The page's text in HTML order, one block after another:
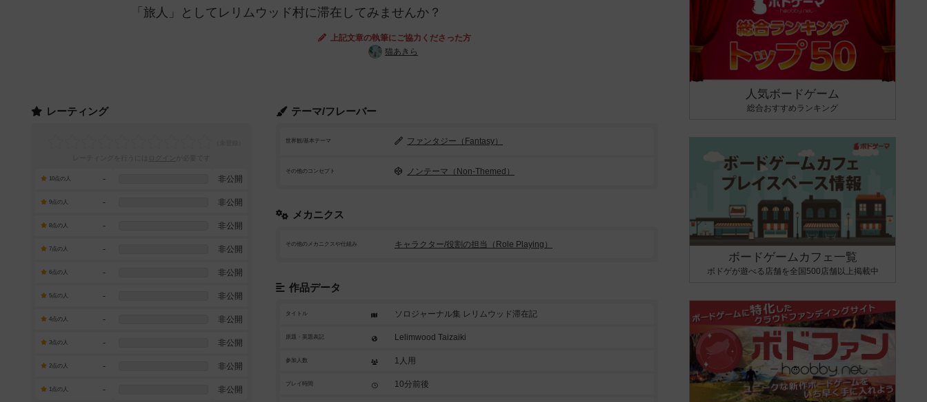
「旅人」としてレリムウッド村に滞在してみませんか？
上記文章の執筆にご協力くださった方
猫あきら
テーマ/フレーバー
世界観/基本テーマ ファンタジー（Fantasy）
その他のコンセプト ノンテーマ（Non-Themed）
メカニクス
その他のメカニクスや仕組み キャラクター/役割の担当（Role Playing）
作品データ
タイトル ソロジャーナル集 レリムウッド滞在記
原題・英題表記 Lelimwood Taizaiki
参加人数 1人用
プレイ時間 10分前後
レーティング
10点の人 - 非公開
9点の人 - 非公開
8点の人 - 非公開
7点の人 - 非公開
6点の人 - 非公開
5点の人 - 非公開
4点の人 - 非公開
3点の人 - 非公開
2点の人 - 非公開
1点の人 - 非公開
人気ボードゲーム
総合おすすめランキング
ボードゲームカフェ一覧
ボドゲが遊べる店舗を全国500店舗以上掲載中